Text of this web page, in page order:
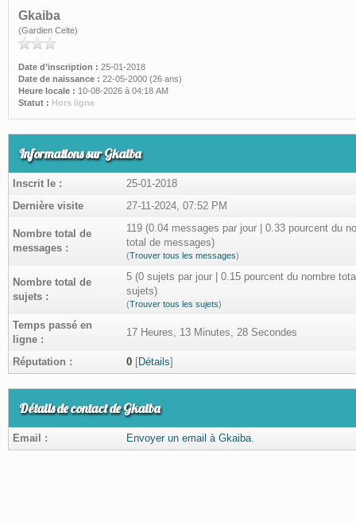
Gkaiba
(Gardien Celte)
Date d’inscription : 25-01-2018
Date de naissance : 22-05-2000 (26 ans)
Heure locale : 10-08-2026 à 04:18 AM
Statut : Hors ligne
Informations sur Gkaiba
Inscrit le :
25-01-2018
Dernière visite
27-11-2024, 07:52 PM
Nombre total de
messages :
119 (0.04 messages par jour | 0.33 pourcent du
total de messages)
(Trouver tous les messages)
Nombre total de
sujets :
5 (0 sujets par jour | 0.15 pourcent du nombre
sujets)
(Trouver tous les sujets)
Temps passé en
ligne :
17 Heures, 13 Minutes, 28 Secondes
Réputation : 0 [Détails]
Détails de contact de Gkaiba
Email : Envoyer un email à Gkaiba.